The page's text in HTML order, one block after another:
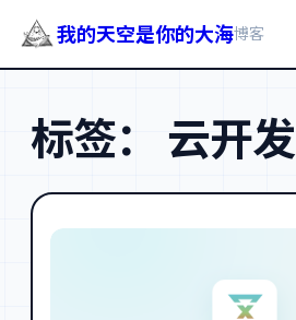
我的天空是你的大海博客
标签： 云开发